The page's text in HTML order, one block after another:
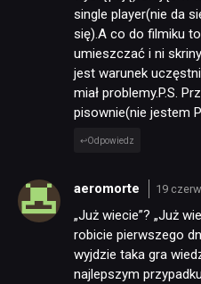
single player(nie da
się).A co do filmiku
umieszczać i ni
jest warunek
miał problemy.P.S.
pisownie(nie jestem
Odpowiedz
aeromorte 19
„Już wiecie”? „Już
robicie pierwszego
wyjdzie taka gra
najlepszym